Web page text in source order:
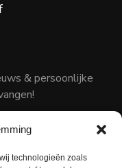
technologieën zoals
& persoonlijke